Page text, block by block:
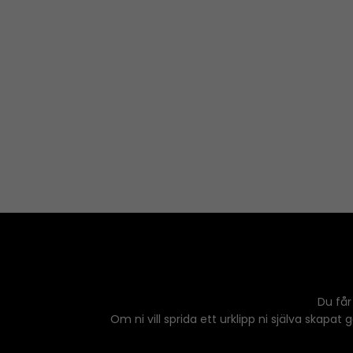
Du
Om ni vill sprida ett urklipp ni själva